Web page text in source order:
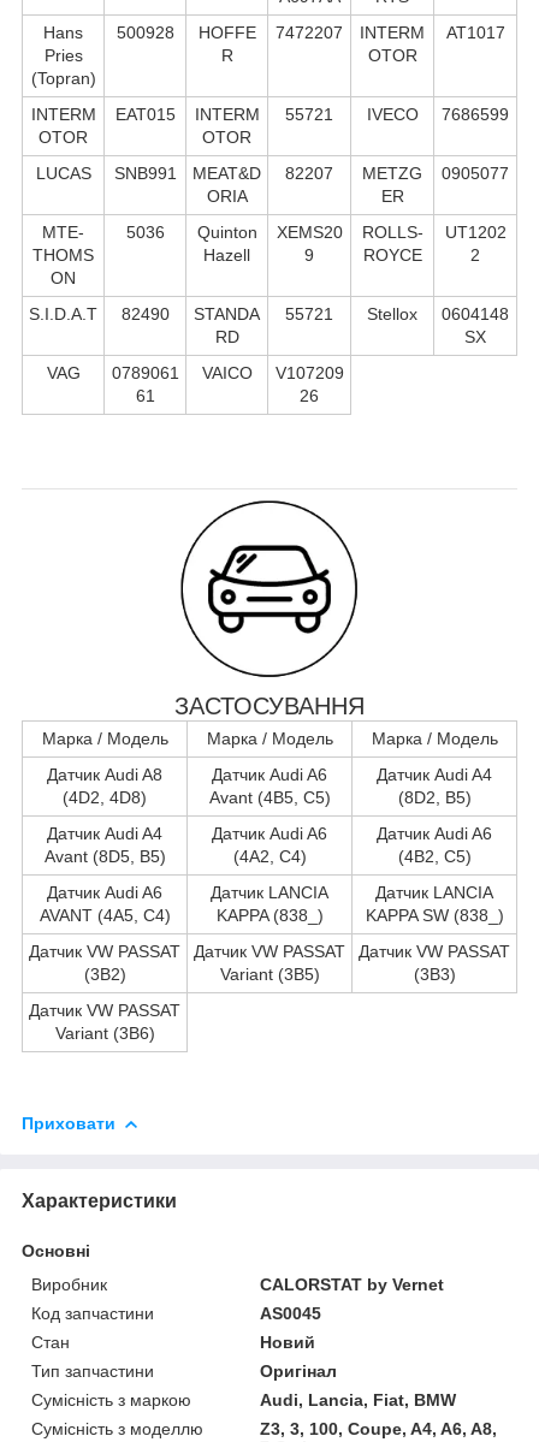
Hans
Pries
(Topran)
500928
HOFFE
R
7472207
INTERM
OTOR
AT1017
INTERM
OTOR
EAT015
INTERM
OTOR
55721 IVECO 7686599
LUCAS SNB991
MEAT&D
ORIA
82207
METZG
ER
0905077
MTE-
THOMS
ON
5036
Quinton
Hazell
XEMS20
9
ROLLS-
ROYCE
UT1202
2
S.I.D.A.T 82490
STANDA
RD
55721 Stellox
0604148
SX
VAG
0789061
61
VAICO
V107209
26
ЗАСТОСУВАННЯ
Марка / Модель Марка / Модель
Марка / Модель
Датчик Audi A8
(4D2, 4D8)
Датчик Audi A6
Avant (4B5, C5)
Датчик Audi A4
(8D2, B5)
Датчик Audi A4
Avant (8D5, B5)
Датчик Audi A6
(4A2, C4)
Датчик Audi A6
(4B2, C5)
Датчик Audi A6
AVANT (4A5, C4)
Датчик LANCIA
KAPPA (838_)
Датчик LANCIA
KAPPA SW (838_)
Датчик VW PASSAT
(3B2)
Датчик VW PASSAT
Variant (3B5)
Датчик VW PASSAT
(3B3)
Датчик VW PASSAT
Variant (3B6)
Приховати
Характеристики
Основні
Виробник
CALORSTAT by Vernet
Код запчастини
AS0045
Стан
Новий
Тип запчастини
Оригінал
Сумісність з маркою
Audi, Lancia, Fiat, BMW
Сумісність з моделлю
Z3, 3, 100, Coupe, A4, A6, A8,